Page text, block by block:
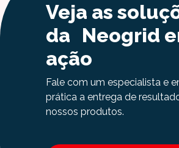
Veja as
da Neogrid
ação
Fale com um especialista e
prática a entrega de
nossos produtos.